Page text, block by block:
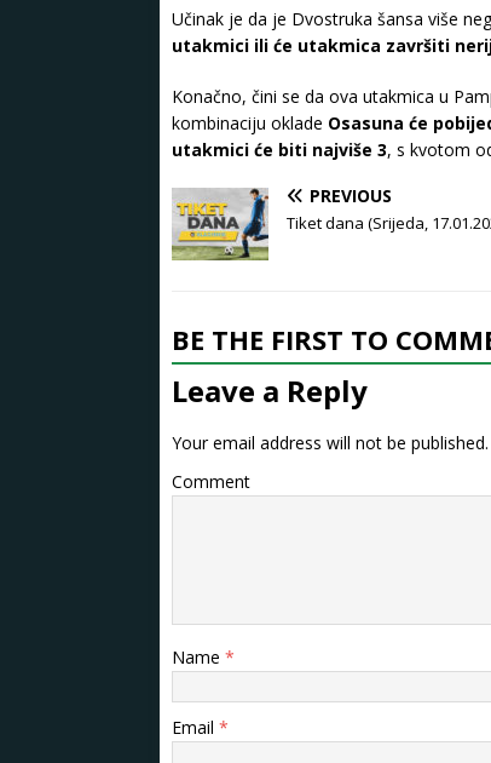
Učinak je da je Dvostruka šansa više
utakmici ili će utakmica završiti
Konačno, čini se da ova utakmica u
kombinaciju oklade Osasuna će
utakmici će biti najviše 3, s kvotom
PREVIOUS
Tiket dana (Srijeda,
BE THE FIRST TO
Leave a Reply
Your email address will not be published.
Comment
Name *
Email *